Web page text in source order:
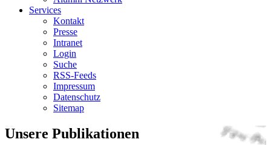
Services
Kontakt
Presse
Intranet
Login
Suche
RSS-Feeds
Impressum
Datenschutz
Sitemap
Unsere Publikationen